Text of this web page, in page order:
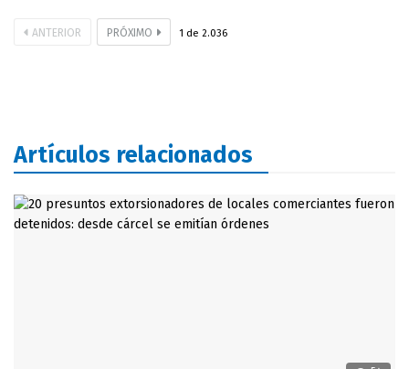
ANTERIOR PRÓXIMO 1 de 2.036
Artículos relacionados